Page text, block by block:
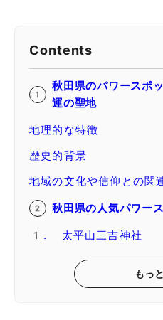
Contents
秋田県のパワースポ
運の聖地
地理的な特徴
歴史的背景
地域の文化や信仰との関
秋田県の人気パワ
1. 太平山三吉神社
もっ